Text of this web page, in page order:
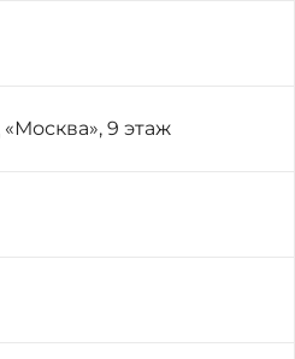
9 этаж